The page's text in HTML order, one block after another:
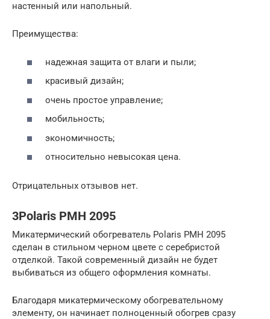
настенный или напольный.
Преимущества:
надежная защита от влаги и пыли;
красивый дизайн;
очень простое управление;
мобильность;
экономичность;
относительно невысокая цена.
Отрицательных отзывов нет.
3Polaris PMH 2095
Микатермический обогреватель Polaris PMH 2095
сделан в стильном черном цвете с серебристой
отделкой. Такой современный дизайн не будет
выбиваться из общего оформления комнаты.
Благодаря микатермическому обогревательному
элементу, он начинает полноценный обогрев сразу